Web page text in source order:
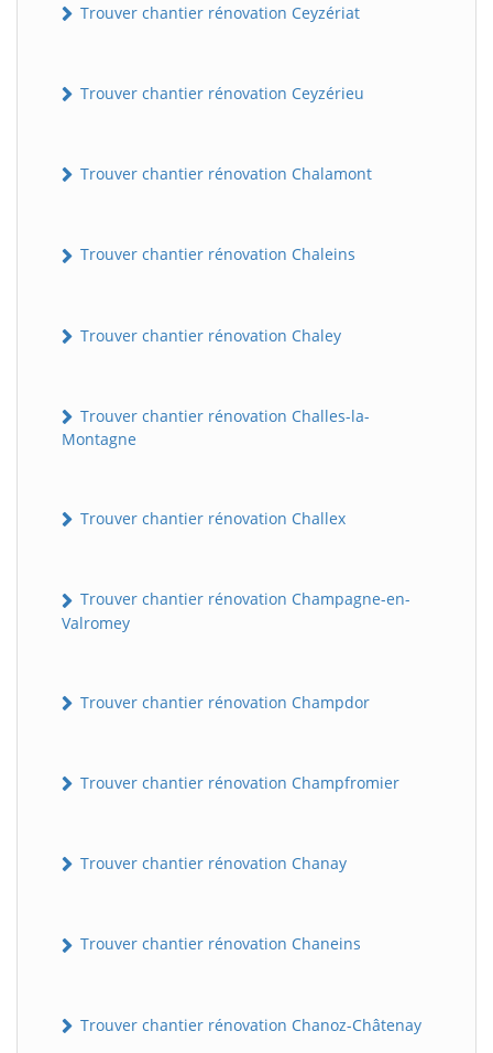
Trouver chantier rénovation Ceyzériat
Trouver chantier rénovation Ceyzérieu
Trouver chantier rénovation Chalamont
Trouver chantier rénovation Chaleins
Trouver chantier rénovation Chaley
Trouver chantier rénovation Challes-la-
Montagne
Trouver chantier rénovation Challex
Trouver chantier rénovation Champagne-en-
Valromey
Trouver chantier rénovation Champdor
Trouver chantier rénovation Champfromier
Trouver chantier rénovation Chanay
Trouver chantier rénovation Chaneins
Trouver chantier rénovation Chanoz-Châtenay